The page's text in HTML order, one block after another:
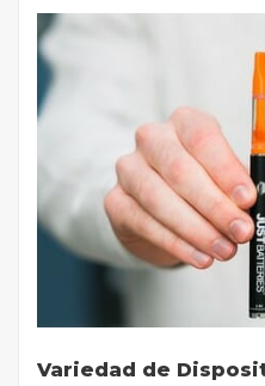
Variedad de